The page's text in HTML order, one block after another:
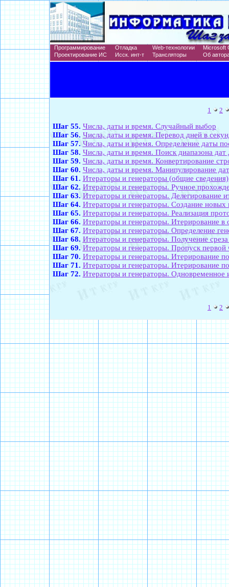
Программирование Отладка Web-технологии
Microsoft
Проектирование ИС
Исск. инт-т Трансляторы Об
1 2
Шаг 55. Числа, даты и время. Случайный выбор
Шаг 56. Числа, даты и время. Перевод дней в
Шаг 57. Числа, даты и время. Определение даты
Шаг 58. Числа, даты и время. Поиск диапазона дат
Шаг 59. Числа, даты и время. Конвертирование
Шаг 60. Числа, даты и время. Манипулирование
Шаг 61. Итераторы и генераторы (общие сведения)
Шаг 62. Итераторы и генераторы. Ручное
Шаг 63. Итераторы и генераторы. Делегирование
Шаг 64. Итераторы и генераторы. Создание
Шаг 65. Итераторы и генераторы. Реализация
Шаг 66. Итераторы и генераторы. Итерирование в
Шаг 67. Итераторы и генераторы. Определение
Шаг 68. Итераторы и генераторы. Получение среза
Шаг 69. Итераторы и генераторы. Пропуск первой
Шаг 70. Итераторы и генераторы. Итерирование
Шаг 71. Итераторы и генераторы. Итерирование
Шаг 72. Итераторы и генераторы. Одновременное
1 2